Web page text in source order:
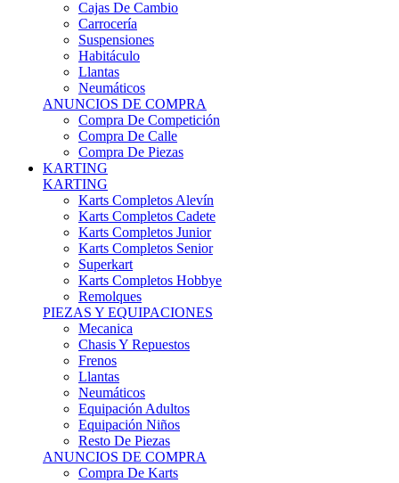
Cajas De Cambio
Carrocería
Suspensiones
Habitáculo
Llantas
Neumáticos
ANUNCIOS DE COMPRA
Compra De Competición
Compra De Calle
Compra De Piezas
KARTING
KARTING
Karts Completos Alevín
Karts Completos Cadete
Karts Completos Junior
Karts Completos Senior
Superkart
Karts Completos Hobbye
Remolques
PIEZAS Y EQUIPACIONES
Mecanica
Chasis Y Repuestos
Frenos
Llantas
Neumáticos
Equipación Adultos
Equipación Niños
Resto De Piezas
ANUNCIOS DE COMPRA
Compra De Karts